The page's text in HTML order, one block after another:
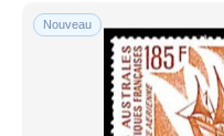
Uniquement en
Livraison gratuite
Méthodes de paiement
PayPal
Nouveau